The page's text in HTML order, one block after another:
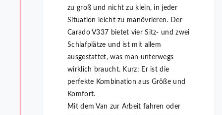
zu groß und nicht zu klein, in jeder
Situation leicht zu manövrieren. Der
Carado V337 bietet vier Sitz- und zwei
Schlafplätze und ist mit allem
ausgestattet, was man unterwegs
wirklich braucht. Kurz: Er ist die
perfekte Kombination aus Größe und
Komfort.
Mit dem Van zur Arbeit fahren oder